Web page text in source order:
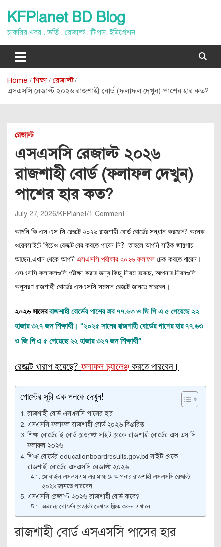
content
KFPlanet BD Blog
চাকরির খবর : ভর্তি : রেজাল্ট : টিপস: ইমিগ্রেশন
Home শিক্ষা
রেজাল্ট
এসএসসি রেজাল্ট ২০২৬ রাজশাহী বোর্ড (ফলাফল দেখুন) পাশের হার কত?
রেজাল্ট
এসএসসি রেজাল্ট ২০২৬
রাজশাহী বোর্ড (ফলাফল দেখুন)
পাশের হার কত?
July 27, 2026 KFPlanet 1 Comment
আপনি কি এস এস সি রেজাল্ট ২০২৬ রাজশাহী বোর্ড বোর্ডের সন্ধান করছেন? অনেক
ওয়েবসাইটে গিয়েও রেজাল্ট বের করতে পারেন নি? তাহলে আপনি সঠিক জায়গায়
আছেন.এখান থেকে আপনি এসএসসি পরীক্ষার ২০২৬ ফলাফল চেক করতে পারেন।
এসএসসি ফলাফলগুলি পরীক্ষা করার জন্য কিছু নিয়ম রয়েছে, আপনার নিয়মগুলি
অনুসরণ রাজশাহী বোর্ডের এসএসসি সমমান রেজাল্ট জানতে পারবেন।
২০২৬ সালেররাজশাহী বোর্ডের পাশের হার ৭৭.৬৩ ও জি পি এ ৫ পেয়েছে ২২
হাজার ৩২৭ জন শিক্ষার্থী। “২০২৫ সালের রাজশাহী বোর্ডের পাশের হার ৭৭.৬৩
ও জি পি এ ৫ পেয়েছে ২২ হাজার ৩২৭ জন শিক্ষার্থী”
রেজাল্ট খারাপ হয়েছে? ফলাফল চ্যালেঞ্জ করতে পারবেন।
পোস্টের সূচী এক পলকে দেখুন!
রাজশাহী বোর্ড এসএসসি পাসের হার
এসএসসি ফলাফল রাজশাহী বোর্ড ২০২৬ বিস্তারিত
শিক্ষা বোর্ডের ই বোর্ড রেজাল্ট সাইট থেকে রাজশাহী বোর্ডের এস এস সি
ফলাফল ২০২৬
শিক্ষা বোর্ডের educationboardresults.gov.bd সাইট থেকে
রাজশাহী বোর্ডের এসএসসি রেজাল্ট ২০২৬
মোবাইল এসএসএম এর মাধ্যমে আপনার রাজশাহী এসএসসি রেজাল্ট
২০২৬ জানতে পারবেন
এসএসসি রেজাল্ট ২০২৬ রাজশাহী বোর্ড কবে?
অন্যান্য বোর্ডের রেজাল্ট দেখতে ক্লিক করুন এখানে
রাজশাহী বোর্ড এসএসসি পাসের হার